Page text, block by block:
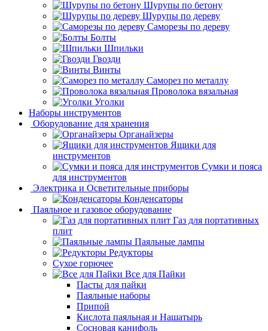
Шурупы по бетону
Шурупы по дереву
Саморезы по дереву
Болты
Шпильки
Гвозди
Винты
Саморез по металлу
Проволока вязальная
Уголки
Наборы инструментов
Оборудование для хранения
Органайзеры
Ящики для
инструментов
Сумки и пояса
для инструментов
Электрика и Осветительные приборы
Конденсаторы
Паяльное и газовое оборудование
Газ для портативных
плит
Паяльные лампы
Редукторы
Сухое горючее
Все для Пайки
Пасты для пайки
Паяльные наборы
Припой
Кислота паяльная и Нашатырь
Сосновая канифоль